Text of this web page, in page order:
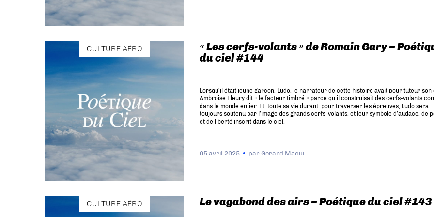
CULTURE AÉRO
« Les cerfs-volants » de Romain Gary –
du ciel #144
Lorsqu’il était jeune garçon, Ludo, le narrateur de cette histoire avait pour tuteur son
Ambroise Fleury dit « le facteur timbré » parce qu’il construisait des cerfs-volants
dans le monde entier. Et, toute sa vie durant, pour traverser les épreuves, Ludo sera
toujours soutenu par l’image des grands cerfs-volants, et leur symbole d’audace, de
et de liberté inscrit dans le ciel.
05 avril 2025 par Gerard Maoui
CULTURE AÉRO Le vagabond des airs – Poétique du ciel #143